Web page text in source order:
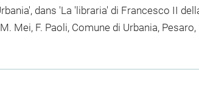
dans 'La 'libraria' di Francesco II
Mei, F. Paoli, Comune di Urbania,